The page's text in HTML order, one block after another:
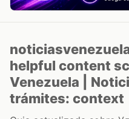
helpful content
Venezuela |
trámites: context